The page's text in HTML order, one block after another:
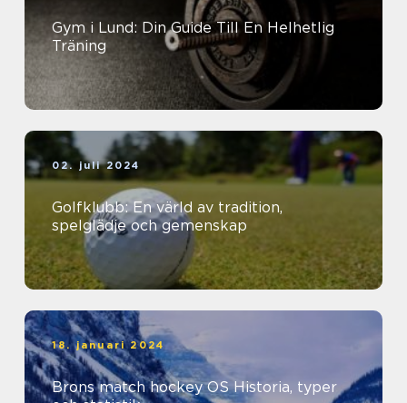
Gym i Lund: Din Guide Till En Helhetlig
Träning
02. juli 2024
Golfklubb: En värld av tradition,
spelglädje och gemenskap
18. januari 2024
Brons match hockey OS Historia, typer